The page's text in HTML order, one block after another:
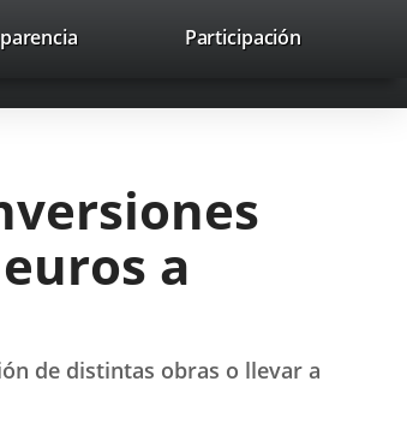
Enlace
una
Buscar Participación
a
de distintas obras o llevar a